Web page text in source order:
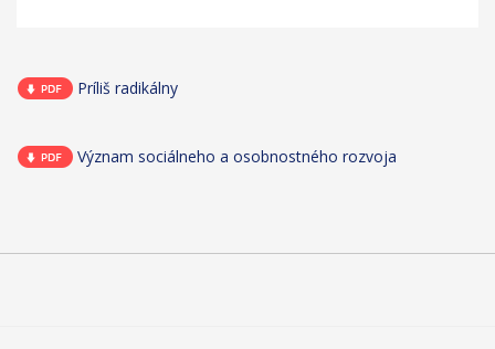
Príliš radikálny
Význam sociálneho a osobnostného rozvoja